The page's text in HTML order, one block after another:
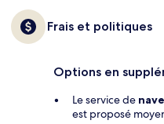
Frais et politiques
Options en
Le service de
est proposé